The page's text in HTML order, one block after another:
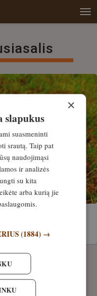
×
slapukus
suasmeninti
srautą. Taip pat
naudojimąsi
ir analizės
su kita
arba kurią jie
(1884) →